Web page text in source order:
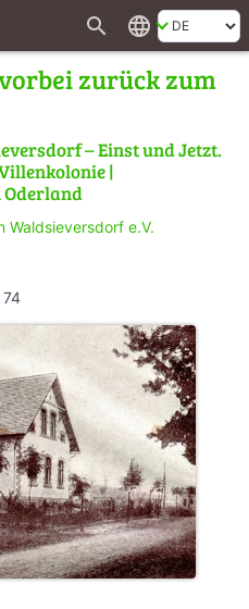
search language
zurück zum
– Einst und Jetzt.
|
Waldsieversdorf e.V.
74